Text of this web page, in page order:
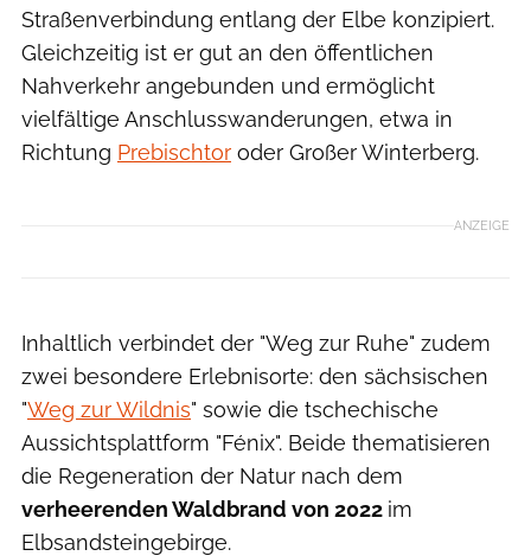
Straßenverbindung entlang der Elbe konzipiert.
Gleichzeitig ist er gut an den öffentlichen
Nahverkehr angebunden und ermöglicht
vielfältige Anschlusswanderungen, etwa in
Richtung Prebischtor oder Großer Winterberg.
ANZEIGE
Inhaltlich verbindet der "Weg zur Ruhe" zudem
zwei besondere Erlebnisorte: den sächsischen
"Weg zur Wildnis" sowie die tschechische
Aussichtsplattform "Fénix". Beide thematisieren
die Regeneration der Natur nach dem
verheerenden Waldbrand von 2022 im
Elbsandsteingebirge.